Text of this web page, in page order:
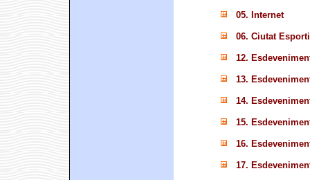
05. Internet
06. Ciutat
12.
13.
14.
15.
16.
17.